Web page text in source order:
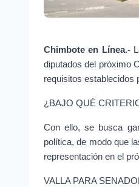
Chimbote en Línea.-
diputados del próximo
requisitos establecidos
¿BAJO QUÉ
Con ello, se busca
política, de modo que
representación en el
VALLA PARA